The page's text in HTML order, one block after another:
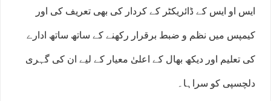
ایس او ایس کے ڈائریکٹر کے کردار کی بھی تعریف کی اور
کیمپس میں نظم و ضبط برقرار رکھنے کے ساتھ ساتھ ادارے
کی تعلیم اور دیکھ بھال کے اعلیٰ معیار کے لیے ان کی گہری
دلچسپی کو سراہا۔